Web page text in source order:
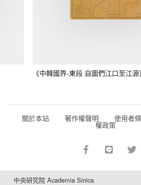
《中韓國界-東段 自圖們江口至江源
關於本站 著作權聲明 使用者
權政策
中央研究院 Academia Sinica